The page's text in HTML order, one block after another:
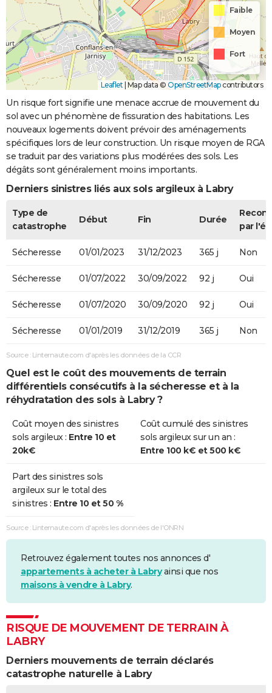
Faible
Moyen
Fort
Leaflet | Map data ©OpenStreetMapcontributors
Un risque fort signifie une menace accrue de mouvement du
sol avec un phénomène de fissuration des habitations. Les
nouveaux logements doivent prévoir des aménagements
spécifiques lors de leur construction. Un risque moyen de RGA
se traduit par des variations plus modérées des sols. Les
dégâts sont généralement moins importants.
Derniers sinistres liés aux sols argileux à Labry
Type de
catastrophe
Début Fin Durée
par
Sécheresse 01/01/2023 31/12/2023 365 j Non
Sécheresse 01/07/2022 30/09/2022 92 j Oui
Sécheresse 01/07/2020 30/09/2020 92 j Oui
Sécheresse 01/01/2019 31/12/2019 365 j Non
Source : Linternaute.com d'après les données de la CCR
Quel est le coût des mouvements de terrain
différentiels consécutifs à la sécheresse et à la
réhydratation des sols à Labry ?
Coût moyen des sinistres
sols argileux : Entre 10 et
20k€
Coût cumulé des sinistres
sols argileux sur un an :
Entre 100 k€ et 500 k€
Part des sinistres sols
argileux sur le total des
sinistres : Entre 10 et 50 %
Source : Linternaute.com d'après les données de l'ONRN
Retrouvez également toutes nos annonces d'
appartements à acheter à Labryainsi que nos
maisons à vendre à Labry.
RISQUE DE MOUVEMENT DE TERRAIN À
LABRY
Derniers mouvements de terrain déclarés
catastrophe naturelle à Labry